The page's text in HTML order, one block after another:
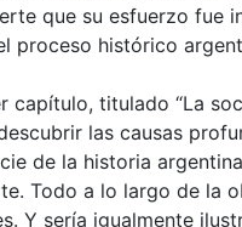
que su esfuerzo fue
proceso histórico
titulado “La
las causas
de la historia
Todo a lo largo de la
Y sería igualmente